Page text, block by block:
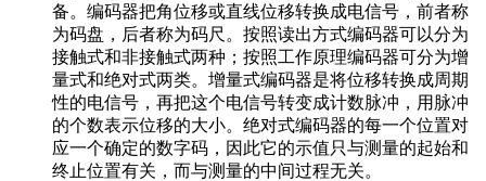
备。编码器把角位移或直线位移转换成电信号，前者称
为码盘，后者称为码尺。按照读出方式编码器可以分为
接触式和非接触式两种；按照工作原理编码器可分为增
量式和绝对式两类。增量式编码器是将位移转换成周期
性的电信号，再把这个电信号转变成计数脉冲，用脉冲
的个数表示位移的大小。绝对式编码器的每一个位置对
应一个确定的数字码，因此它的示值只与测量的起始和
终止位置有关，而与测量的中间过程无关。